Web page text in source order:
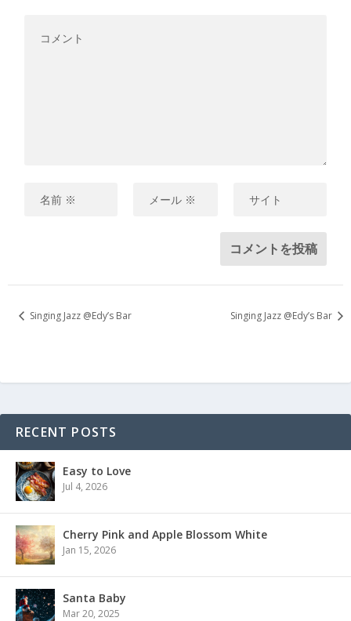
Singing Jazz @Edy’s Bar Singing Jazz @Edy’s Bar
RECENT POSTS
Easy to Love
Jul 4, 2026
Cherry Pink and Apple Blossom White
Jan 15, 2026
Santa Baby
Mar 20, 2025